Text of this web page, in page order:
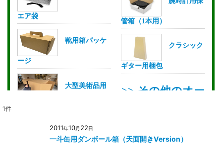
1件
2011年10月 22日
一斗缶用ダンボール箱（天面開きVersion）